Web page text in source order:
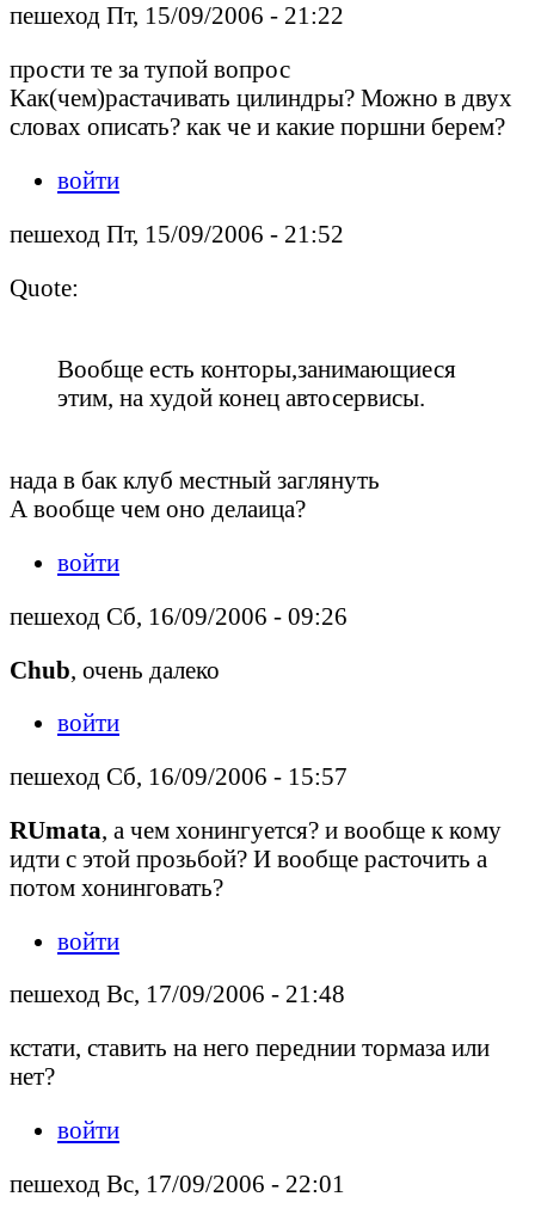
пешеход Пт, 15/09/2006 - 21:22
прости те за тупой вопрос
Как(чем)растачивать цилиндры? Можно в двух
словах описать? как че и какие поршни берем?
войти
пешеход Пт, 15/09/2006 - 21:52
Quote:
Вообще есть конторы,занимающиеся
этим, на худой конец автосервисы.
нада в бак клуб местный заглянуть
А вообще чем оно делаица?
войти
пешеход Сб, 16/09/2006 - 09:26
Chub , очень далеко
войти
пешеход Сб, 16/09/2006 - 15:57
RUmata, а чем хонингуется? и вообще к кому
идти с этой прозьбой? И вообще расточить а
потом хонинговать?
войти
пешеход Вс, 17/09/2006 - 21:48
кстати, ставить на него переднии тормаза или
нет?
войти
пешеход Вс, 17/09/2006 - 22:01